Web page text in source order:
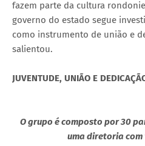
fazem parte da cultura
governo do estado segue
como instrumento de união e
salientou.
JUVENTUDE, UNIÃO E
O grupo é composto por 30
uma diretoria